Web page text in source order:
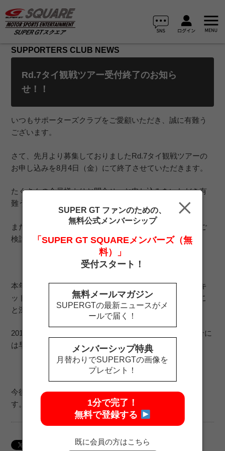
SUPPORTERS CLUB NEWS
Rd.7タイ観戦ツアー受付終了のお知ら
せ！！
いつもサポーターズクラブをご愛顧いただき、誠に有難う
ございます。
さて、先月より募集しておりましたRd.7タイ観戦ツアーの
お申し込みを8月4日（金）にて終了させていただきます。
たくさんの会員様よりお問合せ・お申し込みをいただき有
難うございました。
まだ、終了まで若干のお時間とお席がございますので、ご
検討中の方はお急ぎください。
本年度は観戦ツアー初年度ということもあり、現地サーキ
ットとの調整に時間がかかり、ご案内が遅くなりましたこ
と深くお詫び申し上げます。
2018年度はカレンダーも変わり、6月開催が決定した場合に
は早々にご案内申し上げる所存です。
今後ともサポーターズクラブを宜しくお願い申し上げま
す。
SUPER GT ファンのための、
無料公式メンバーシップ
「SUPER GT SQUAREメンバーズ（無
料）」
受付スタート！
無料メールマガジン
SUPERGTの最新ニュースがメ
ールで届く！
メンバーシップ特典
月替わりでSUPERGTの画像を
プレゼント！
1分で完了！
無料で登録する
既に会員の方はこちら